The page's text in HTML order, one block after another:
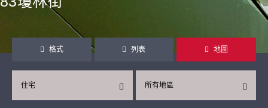
格式 列表 地圖
所有地區
住宅